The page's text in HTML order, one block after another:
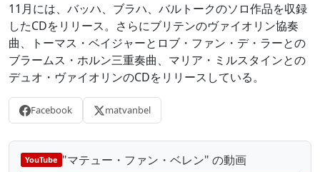
11月には、バッハ、ブラハ、バルトークのソロ作品を収録
したCDをリリース。さらにブリテンのヴァイオリン協奏
曲、トーマス・ベイジャーとロブ・ファン・デ・ラーとの
ブラームス・ホルン三重奏曲、マリア・ミルスタインとの
デュオ・ヴァイオリンのCDをリリースしている。
Facebook matvanbel
YouTube "マテュー・ファン・ベレン" の動画